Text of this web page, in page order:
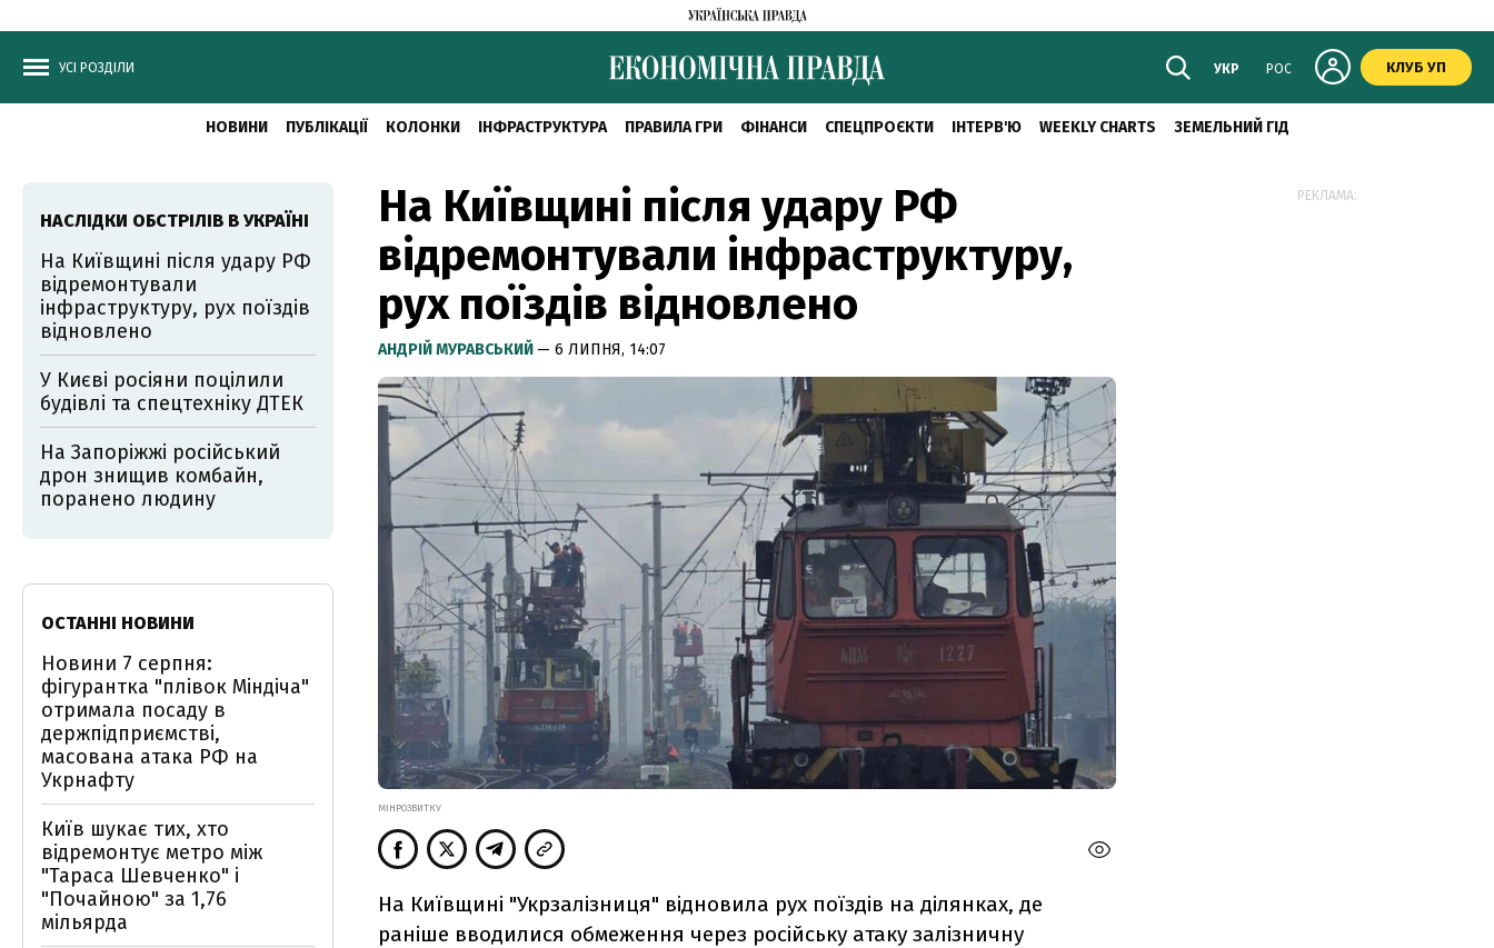
УСІ РОЗДІЛИ УКР РОС КЛУБ УП
НОВИНИ ПУБЛІКАЦІЇ КОЛОНКИ ІНФРАСТРУКТУРА ПРАВИЛА ГРИ ФІНАНСИ СПЕЦПРОЄКТИ ІНТЕРВ'Ю WEEKLY CHARTS ЗЕМЕЛЬНИЙ ГІД
На Київщині після удару РФ
відремонтували інфраструктуру,
рух поїздів відновлено
АНДРІЙ МУРАВСЬКИЙ — 6 ЛИПНЯ, 14:07
МІНРОЗВИТКУ
На Київщині "Укрзалізниця" відновила рух поїздів на ділянках, де
раніше вводилися обмеження через російську атаку залізничну
НАСЛІДКИ ОБСТРІЛІВ В УКРАЇНІ
На Київщині після удару РФ
відремонтували
інфраструктуру, рух поїздів
відновлено
У Києві росіяни поцілили
будівлі та спецтехніку ДТЕК
На Запоріжжі російський
дрон знищив комбайн,
поранено людину
ОСТАННІ НОВИНИ
Новини 7 серпня:
фігурантка "плівок Міндіча"
отримала посаду в
держпідприємстві,
масована атака РФ на
Укрнафту
Київ шукає тих, хто
відремонтує метро між
"Тараса Шевченко" і
"Почайною" за 1,76
мільярда
РЕКЛАМА: